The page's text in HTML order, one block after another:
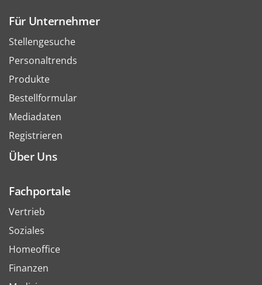
Für Unternehmer
Stellengesuche
Personaltrends
Produkte
Bestellformular
Mediadaten
Registrieren
Über Uns
Fachportale
Vertrieb
Soziales
Homeoffice
Finanzen